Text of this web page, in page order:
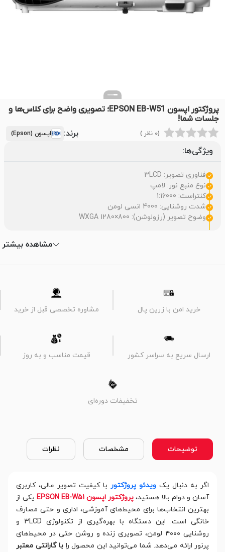
پروژکتور اپسون EPSON EB-W51؛ تصویری واضح برای کلاس‌ها و
جلسات شما!
(0 نظر ) برند: اپسون (Epson)
ویژگی‌ها:
فناوری تصویر: 3LCD
نوع منبع نور: لامپ
کنتراست: 1:16000
شدت روشنایی: 4000 انسی لومن
وضوح تصویر (رزولوشن): 800×1280 WXGA
مشاهده بیشتر
خرید امن با زرین پال مشاوره تخصصی قبل از خرید
ارسال سریع به سراسر کشور قیمت مناسب و به روز
تخفیفات دوره‌ای
توضیحات مشخصات نظرات
اگر به دنبال یک ویدئو پروژکتور با کیفیت تصویر عالی، کاربری
آسان و دوام بالا هستید، پروژکتور اپسون EPSON EB-W51
یکی از
بهترین انتخاب‌ها برای محیط‌های آموزشی، اداری و حتی مصارف
خانگی است. این دستگاه با بهره‌گیری از تکنولوژی 3LCD و
روشنایی ۴۰۰۰ لومن، تصویری زنده و روشن حتی در محیط‌های
پرنور ارائه می‌دهد. شما می‌توانید این محصول را با گارانتی معتبر